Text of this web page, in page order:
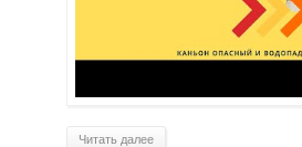
Читать далее